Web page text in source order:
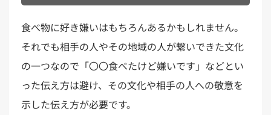
食べ物に好き嫌いはもちろんあるかもしれません。
それでも相手の人やその地域の人が繋いできた文化
の一つなので「〇〇食べたけど嫌いです」などとい
った伝え方は避け、その文化や相手の人への敬意を
示した伝え方が必要です。